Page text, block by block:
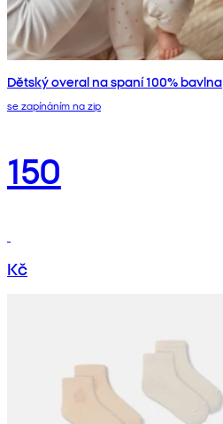
Dětský overal na spaní 100% bavlna
se zapínáním na zip
150
Kč